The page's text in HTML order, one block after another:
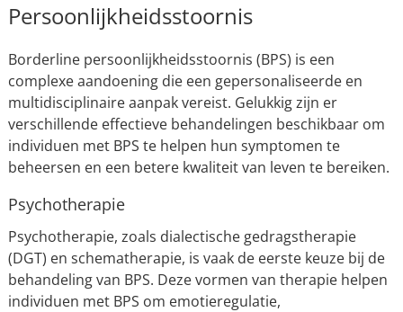
Persoonlijkheidsstoornis
Borderline persoonlijkheidsstoornis (BPS) is een
complexe aandoening die een gepersonaliseerde en
multidisciplinaire aanpak vereist. Gelukkig zijn er
verschillende effectieve behandelingen beschikbaar om
individuen met BPS te helpen hun symptomen te
beheersen en een betere kwaliteit van leven te bereiken.
Psychotherapie
Psychotherapie, zoals dialectische gedragstherapie
(DGT) en schematherapie, is vaak de eerste keuze bij de
behandeling van BPS. Deze vormen van therapie helpen
individuen met BPS om emotieregulatie,